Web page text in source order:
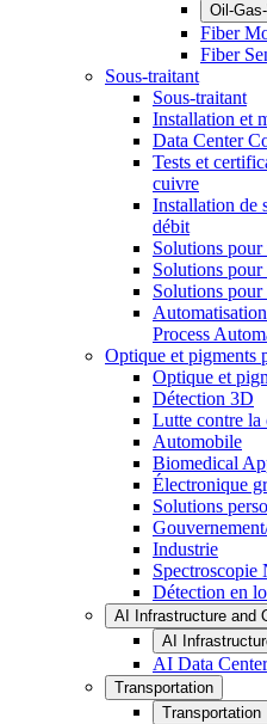
Oil-
Fiber
Fiber
Sous-traitant
Sous-traitant
Installation et
Data Center
Tests et
cuivre
Installation de
débit
Solutions pour
Solutions pour
Solutions pour
Process
Optique et pigments
Optique et
Détection 3D
Lutte contre la
Automobile
Biomedical
Électronique
Solutions
Industrie
Spectroscopie
Détection en
AI Infrastructure and
AI
AI Data
Transportation
Transportation